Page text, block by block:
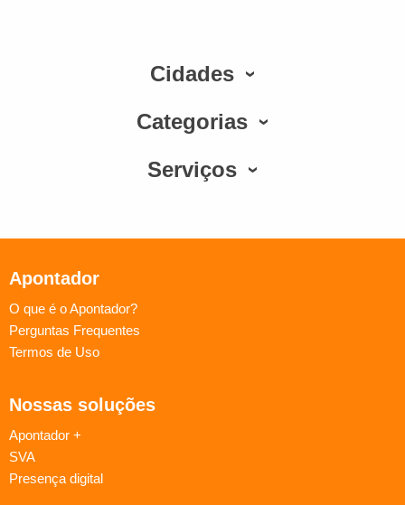
Cidades
Categorias
Serviços
Apontador
O que é o Apontador?
Perguntas Frequentes
Termos de Uso
Nossas soluções
Apontador +
SVA
Presença digital